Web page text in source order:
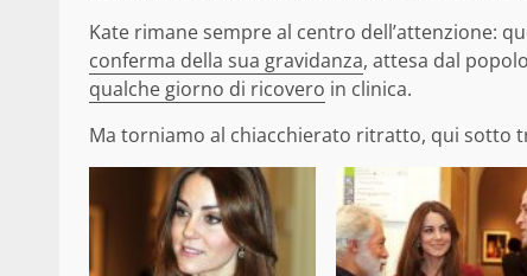
Kate rimane sempre al centro dell’attenzione:
conferma della sua gravidanza, attesa dal
qualche giorno di ricovero in clinica.
Ma torniamo al chiacchierato ritratto, qui sotto